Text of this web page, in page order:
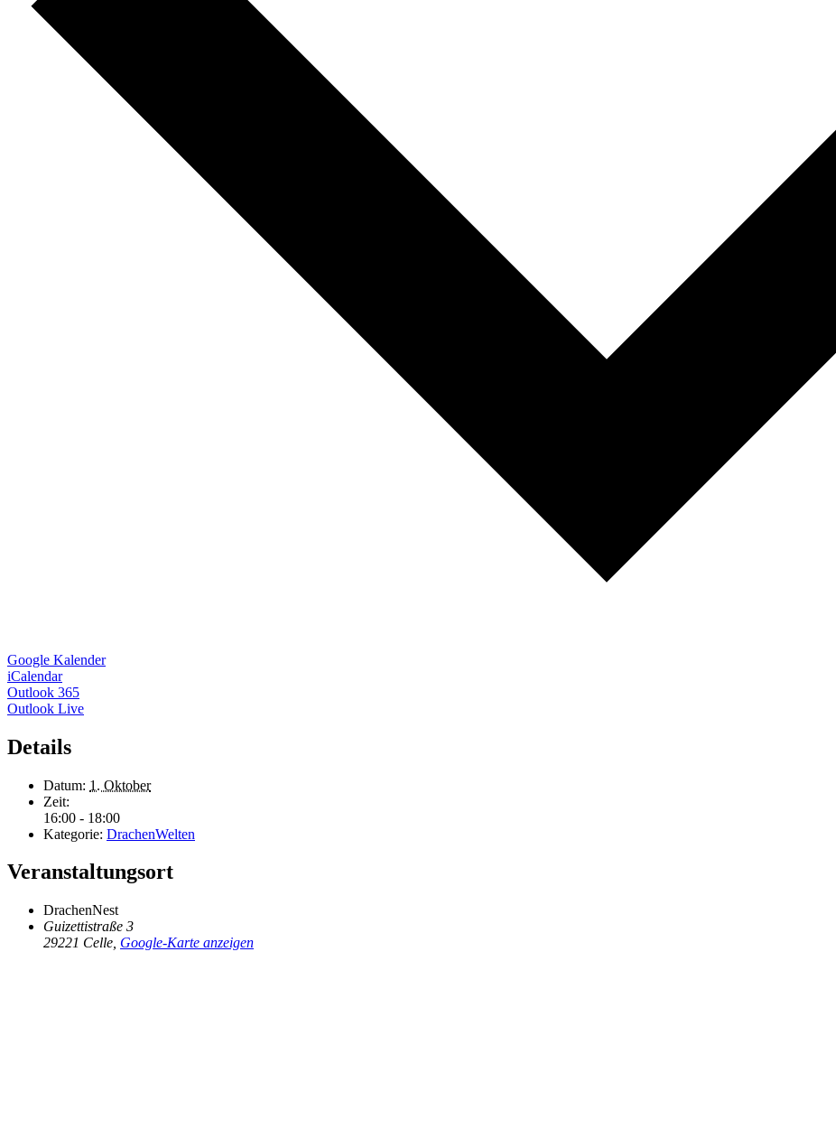
Google Kalender
iCalendar
Outlook 365
Outlook Live
Details
Datum: 1. Oktober
Zeit:
16:00 - 18:00
Kategorie: DrachenWelten
Veranstaltungsort
DrachenNest
Guizettistraße 3
29221 Celle Google-Karte anzeigen